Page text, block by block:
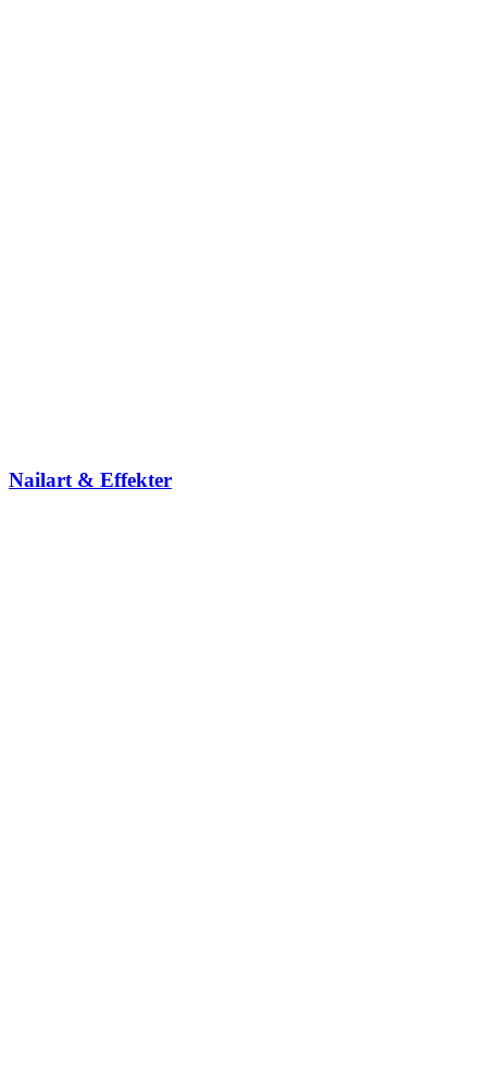
Nailart & Effekter